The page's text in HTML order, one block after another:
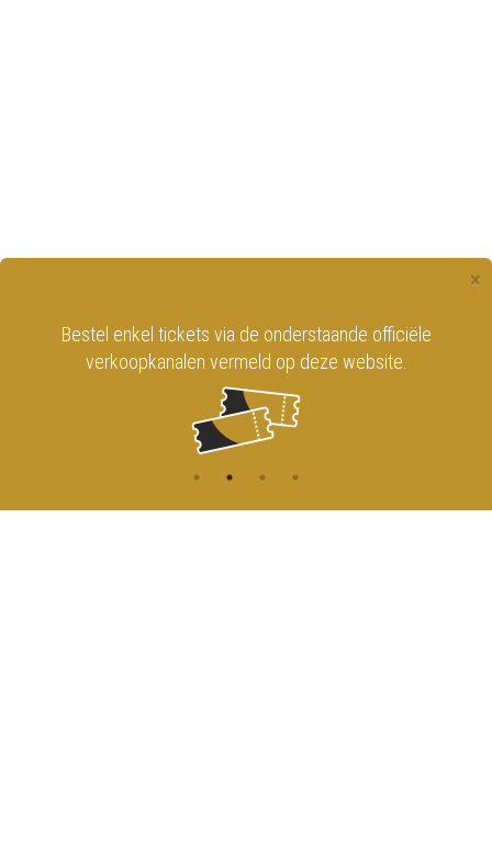
×
Bestel enkel tickets via de onderstaande officiële
verkoopkanalen vermeld op deze website.